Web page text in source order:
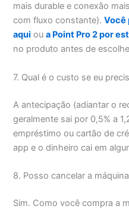
mais durable e conexão
com fluxo constante).Você
aqui oua Point Pro 2 por
no produto antes de
7. Qual é o custo se eu
A antecipação (adiantar o
geralmente sai por 0,5% a
empréstimo ou cartão de
app e o dinheiro cai em
8. Posso cancelar a
Sim. Como você compra a